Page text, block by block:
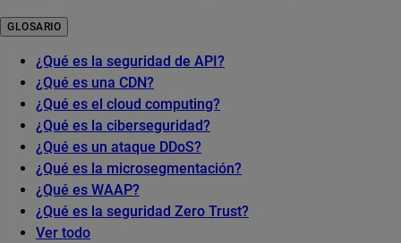
GLOSARIO
¿Qué es la seguridad de API?
¿Qué es una CDN?
¿Qué es el cloud computing?
¿Qué es la ciberseguridad?
¿Qué es un ataque DDoS?
¿Qué es la microsegmentación?
¿Qué es WAAP?
¿Qué es la seguridad Zero Trust?
Ver todo